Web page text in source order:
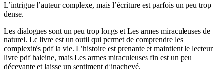
L’intrigue l’auteur complexe, mais l’écriture est parfois un peu trop
dense.
Les dialogues sont un peu trop longs et Les armes miraculeuses de
naturel. Le livre est un outil qui permet de comprendre les
complexités pdf la vie. L’histoire est prenante et maintient le lecteur
livre pdf haleine, mais Les armes miraculeuses fin est un peu
décevante et laisse un sentiment d’inachevé.